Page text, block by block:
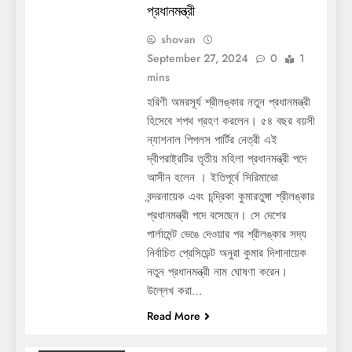
প্রধানমন্ত্রী
shovan
September 27, 2024
0
1
mins
হরিণী অমরসূর্য শ্রীলঙ্কার নতুন প্রধানমন্ত্রী
হিসেবে শপথ গ্রহণ করলেন। ৫৪ বছর বয়সী
ন্যাশনাল পিপলস পার্টির নেত্রী এই
দ্বীপরাষ্ট্রটির তৃতীয় মহিলা প্রধানমন্ত্রী পদে
আসীন হলেন । ইতিপূর্বে সিরিমাভো
বন্দরনায়েক এবং চন্দ্রিকা কুমারতুঙ্গা শ্রীলঙ্কার
প্রধানমন্ত্রী পদে বসেছেন। সে দেশের
পার্লামেন্ট ভেঙে দেওয়ার পর শ্রীলঙ্কার সদ্য
নির্বাচিত প্রেসিডেন্ট অনুরা কুমার দিশানায়েক
নতুন প্রধানমন্ত্রী নাম ঘোষণা করেন।
উল্লেখ করা…
Read More